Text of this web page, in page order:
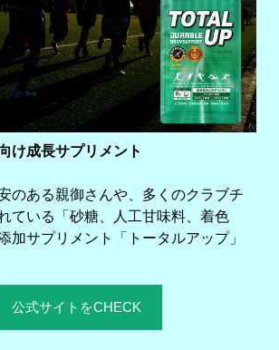
け成長サプリメント
のある親御さんや、多くのクラブチ
ている「砂糖、人工甘味料、着色
加サプリメント「トータルアップ」
公式サイトをCHECK